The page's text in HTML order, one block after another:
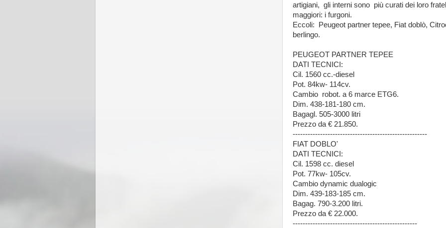
artigiani, gli interni sono più curati dei loro
maggiori: i furgoni.
Eccoli: Peugeot partner tepee, Fiat doblò,
berlingo.
PEUGEOT PARTNER TEPEE
DATI TECNICI:
Cil. 1560 cc.-diesel
Pot. 84kw- 114cv.
Cambio robot. a 6 marce ETG6.
Dim. 438-181-180 cm.
Bagagl. 505-3000 litri
Prezzo da € 21.850.
------------------------------------------------------
FIAT DOBLO'
DATI TECNICI:
Cil. 1598 cc. diesel
Pot. 77kw- 105cv.
Cambio dynamic dualogic
Dim. 439-183-185 cm.
Bagag. 790-3.200 litri.
Prezzo da € 22.000.
--------------------------------------------------